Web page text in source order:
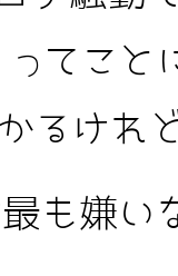
てこと
るけれ
も嫌い